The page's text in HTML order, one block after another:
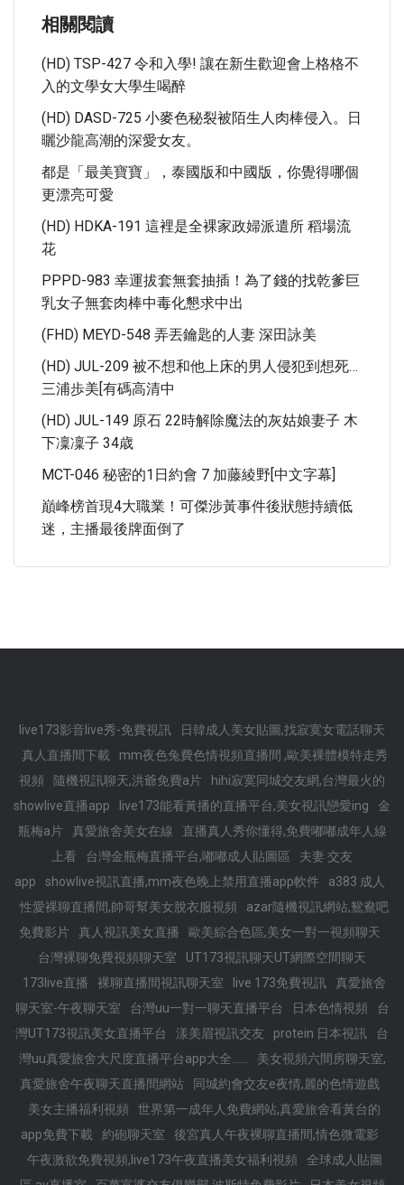
相關閱讀
(HD) TSP-427 令和入學! 讓在新生歡迎會上格格不
入的文學女大學生喝醉
(HD) DASD-725 小麥色秘裂被陌生人肉棒侵入。日
曬沙龍高潮的深愛女友。
都是「最美寶寶」，泰國版和中國版，你覺得哪個
更漂亮可愛
(HD) HDKA-191 這裡是全裸家政婦派遣所 稻場流
花
PPPD-983 幸運拔套無套抽插！為了錢的找乾爹巨
乳女子無套肉棒中毒化懇求中出
(FHD) MEYD-548 弄丟鑰匙的人妻 深田詠美
(HD) JUL-209 被不想和他上床的男人侵犯到想死…
三浦歩美[有碼高清中
(HD) JUL-149 原石 22時解除魔法的灰姑娘妻子 木
下凜凜子 34歳
MCT-046 秘密的1日約會 7 加藤綾野[中文字幕]
巔峰榜首現4大職業！可傑涉黃事件後狀態持續低
迷，主播最後牌面倒了
live173影音live秀-免費視訊
日韓成人美女貼圖,找寂寞女電話聊天
真人直播間下載
mm夜色兔費色情視頻直播間 ,歐美裸體模特走秀
視頻
隨機視訊聊天,洪爺免費a片
hihi寂寞同城交友網,台灣最火的
showlive直播app
live173能看黃播的直播平台,美女視訊戀愛ing
金
瓶梅a片
真愛旅舍美女在線
直播真人秀你懂得,免費嘟嘟成年人線
上看
台灣金瓶梅直播平台,嘟嘟成人貼圖區
夫妻 交友
app
showlive視訊直播,mm夜色晚上禁用直播app軟件
a383 成人
性愛裸聊直播間,帥哥幫美女脫衣服視頻
azar隨機視訊網站,鴛鴦吧
免費影片
真人視訊美女直播
歐美綜合色區,美女一對一視頻聊天
台灣裸聊免費視頻聊天室
UT173視訊聊天UT網際空間聊天
173live直播
裸聊直播間視訊聊天室 live 173免費視訊
真愛旅舍
聊天室-午夜聊天室
台灣uu一對一聊天直播平台 日本色情視頻
台
灣UT173視訊美女直播平台
漾美眉視訊交友 protein 日本視訊
台
灣uu真愛旅舍大尺度直播平台app大全......
美女視頻六間房聊天室,
真愛旅舍午夜聊天直播間網站
同城約會交友e夜情,麗的色情遊戲
美女主播福利視頻
世界第一成年人免費網站,真愛旅舍看黃台的
app免費下載
約砲聊天室
後宮真人午夜裸聊直播間,情色微電影
午夜激欲免費視頻,live173午夜直播美女福利視頻
全球成人貼圖